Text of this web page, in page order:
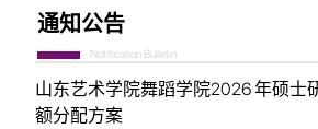
通知公告
Notification Bulletin
山东艺术学院舞蹈学院2026 年硕士
额分配方案